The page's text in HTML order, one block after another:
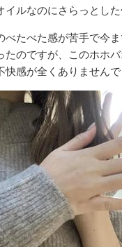
ルなのにさらっとした
べたべた感が苦手で今
たのですが、このホホ
感が全くありませんで